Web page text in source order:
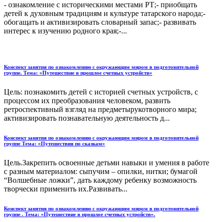
- ознакомление с историческими местами РТ;- приобщать
детей к духовным традициям и культуре татарского народа;-
обогащать и активизировать словарный запас;- развивать
интерес к изучению родного края;-...
Конспект занятия по ознакомлению с окружающим миром в подготовительной
группе. Тема: «Путешествие в прошлое счетных устройств»
Цель: познакомить детей с историей счетных устройств, с
процессом их преобразования человеком, развить
ретроспективный взгляд на предметырукотворного мира;
активизировать познавательную деятельность д...
Конспект занятия по ознакомлению с окружающим миром в подготовительной
группе Тема: «Путешествия по сказкам»
Цель.Закрепить освоенные детьми навыки и умения в работе
с разным материалом: сыпучим – опилки, нитки; бумагой
“Волшебные ложки”, дать каждому ребенку возможность
творчески применить их.Развивать...
Конспект занятия по ознакомлению с окружающим миром в подготовительной
группе . Тема: «Путешествие в прошлое счетных устройств».